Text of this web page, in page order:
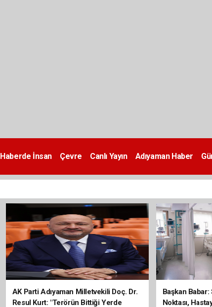
Haberde İnsan Çevre Canlı Yayın Adıyaman Haber
AK Parti Adıyaman Milletvekili Doç. Dr.
Resul Kurt: "Terörün Bittiği Yerde
Başkan Babar:
Noktası,